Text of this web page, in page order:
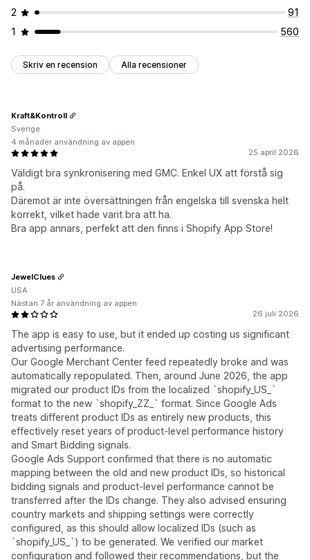
2
91
1
560
Skriv en recension Alla recensioner
25 april 2026
Väldigt bra synkronisering med GMC. Enkel UX att förstå sig
på.
Däremot är inte översättningen från engelska till svenska helt
korrekt, vilket hade varit bra att ha.
Bra app annars, perfekt att den finns i Shopify App Store!
Kraft&Kontroll
Sverige
4 månader användning av appen
26 juli 2026
The app is easy to use, but it ended up costing us significant
advertising performance.
Our Google Merchant Center feed repeatedly broke and was
automatically repopulated. Then, around June 2026, the app
migrated our product IDs from the localized `shopify_US_`
format to the new `shopify_ZZ_` format. Since Google Ads
treats different product IDs as entirely new products, this
effectively reset years of product-level performance history
and Smart Bidding signals.
Google Ads Support confirmed that there is no automatic
mapping between the old and new product IDs, so historical
bidding signals and product-level performance cannot be
transferred after the IDs change. They also advised ensuring
country markets and shipping settings were correctly
configured, as this should allow localized IDs (such as
`shopify_US_`) to be generated. We verified our market
configuration and followed their recommendations, but the
JewelClues
USA
Nästan 7 år användning av appen